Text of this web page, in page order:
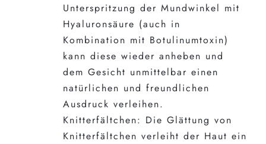
Unterspritzung der Mundwinkel mit
Hyaluronsäure (auch in
Kombination mit Botulinumtoxin)
kann diese wieder anheben und
dem Gesicht unmittelbar einen
natürlichen und freundlichen
Ausdruck verleihen.
Knitterfältchen: Die Glättung von
Knitterfältchen verleiht der Haut ein